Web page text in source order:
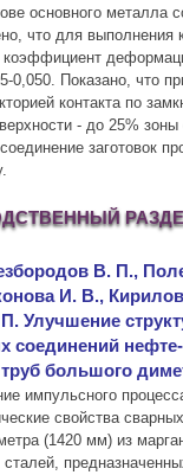
основного металла
что для выполнения
0,050. Показано, что
контакта по
- до 25%
заготовок
В. П.,
И. В.,
Улучшение
соединений
большого
импульсного
свойства
(1420 мм) из
сталей,